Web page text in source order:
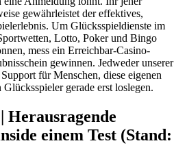
gewährleistet der effektives,
Um Glücksspieldienste im
Lotto, Poker und Bingo
mess ein Erreichbar-Casino-
gewinnen. Jedweder unserer
für Menschen, diese eigenen
gerade erst loslegen.
Herausragende
einem Test (Stand: